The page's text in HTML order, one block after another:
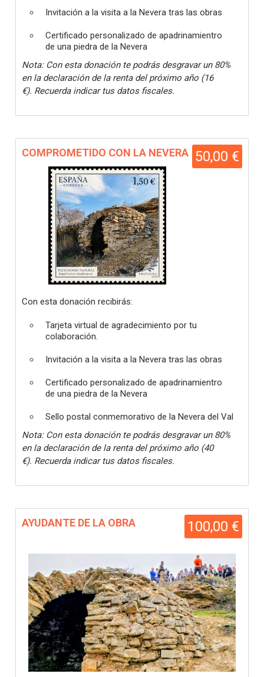
Invitación a la visita a la Nevera tras las obras
Certificado personalizado de apadrinamientro
de una piedra de la Nevera
Nota: Con esta donación te podrás desgravar un 80%
en la declaración de la renta del próximo año (16
€). Recuerda indicar tus datos fiscales.
50,00 €
COMPROMETIDO CON LA NEVERA
Con esta donación recibirás:
Tarjeta virtual de agradecimiento por tu
colaboración.
Invitación a la visita a la Nevera tras las obras
Certificado personalizado de apadrinamientro
de una piedra de la Nevera
Sello postal conmemorativo de la Nevera del Val
Nota: Con esta donación te podrás desgravar un 80%
en la declaración de la renta del próximo año (40
€). Recuerda indicar tus datos fiscales.
100,00 €
AYUDANTE DE LA OBRA